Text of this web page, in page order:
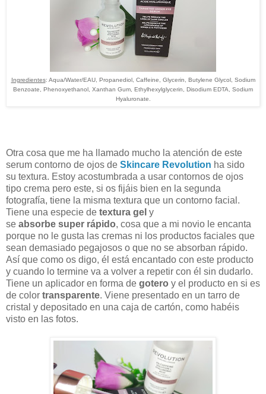
Ingredientes: Aqua/Water/EAU, Propanediol, Caffeine, Glycerin, Butylene Glycol, Sodium
Benzoate, Phenoxyethanol, Xanthan Gum, Ethylhexylglycerin, Disodium EDTA, Sodium
Hyaluronate.
Otra cosa que me ha llamado mucho la atención de este
serum contorno de ojos de Skincare Revolution ha sido
su textura. Estoy acostumbrada a usar contornos de ojos
tipo crema pero este, si os fijáis bien en la segunda
fotografía, tiene la misma textura que un contorno facial.
Tiene una especie de textura gel y
se absorbe super rápido, cosa que a mi novio le encanta
porque no le gusta las cremas ni los productos faciales que
sean demasiado pegajosos o que no se absorban rápido.
Así que como os digo, él está encantado con este producto
y cuando lo termine va a volver a repetir con él sin dudarlo.
Tiene un aplicador en forma de gotero y el producto en si es
de color transparente. Viene presentado en un tarro de
cristal y depositado en una caja de cartón, como habéis
visto en las fotos.